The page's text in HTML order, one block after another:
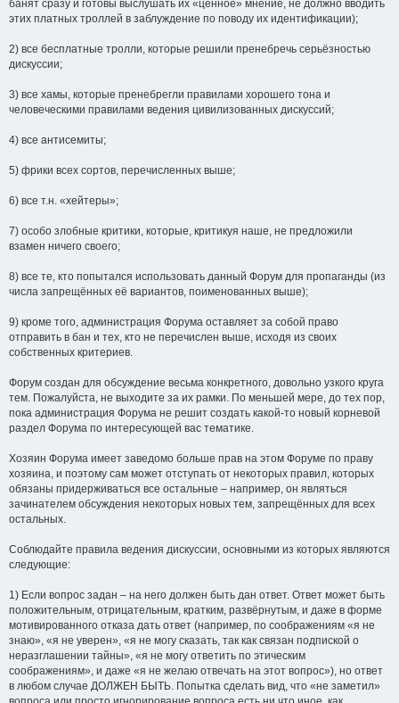
банят сразу и готовы выслушать их «ценное» мнение, не должно вводить
этих платных троллей в заблуждение по поводу их идентификации);
2) все бесплатные тролли, которые решили пренебречь серьёзностью
дискуссии;
3) все хамы, которые пренебрегли правилами хорошего тона и
человеческими правилами ведения цивилизованных дискуссий;
4) все антисемиты;
5) фрики всех сортов, перечисленных выше;
6) все т.н. «хейтеры»;
7) особо злобные критики, которые, критикуя наше, не предложили
взамен ничего своего;
8) все те, кто попытался использовать данный Форум для пропаганды (из
числа запрещённых её вариантов, поименованных выше);
9) кроме того, администрация Форума оставляет за собой право
отправить в бан и тех, кто не перечислен выше, исходя из своих
собственных критериев.
Форум создан для обсуждение весьма конкретного, довольно узкого круга
тем. Пожалуйста, не выходите за их рамки. По меньшей мере, до тех пор,
пока администрация Форума не решит создать какой-то новый корневой
раздел Форума по интересующей вас тематике.
Хозяин Форума имеет заведомо больше прав на этом Форуме по праву
хозяина, и поэтому сам может отступать от некоторых правил, которых
обязаны придерживаться все остальные – например, он являться
зачинателем обсуждения некоторых новых тем, запрещённых для всех
остальных.
Соблюдайте правила ведения дискуссии, основными из которых являются
следующие:
1) Если вопрос задан – на него должен быть дан ответ. Ответ может быть
положительным, отрицательным, кратким, развёрнутым, и даже в форме
мотивированного отказа дать ответ (например, по соображениям «я не
знаю», «я не уверен», «я не могу сказать, так как связан подпиской о
неразглашении тайны», «я не могу ответить по этическим
соображениям», и даже «я не желаю отвечать на этот вопрос»), но ответ
в любом случае ДОЛЖЕН БЫТЬ. Попытка сделать вид, что «не заметил»